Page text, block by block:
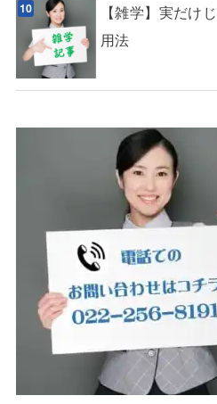
【雑学】実だけ
用法